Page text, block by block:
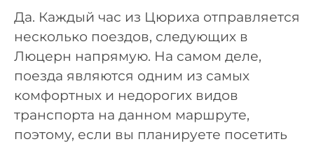
Да. Каждый час из Цюриха отправляется
несколько поездов, следующих в
Люцерн напрямую. На самом деле,
поезда являются одним из самых
комфортных и недорогих видов
транспорта на данном маршруте,
поэтому, если вы планируете посетить